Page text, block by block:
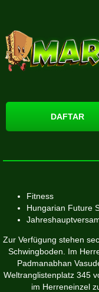
DAFTAR
Fitness
Hungarian Future
Zur Verfügung stehen
Schwingboden. Im
Padmanabhan
Weltranglistenplatz 345
im Herreneinzel